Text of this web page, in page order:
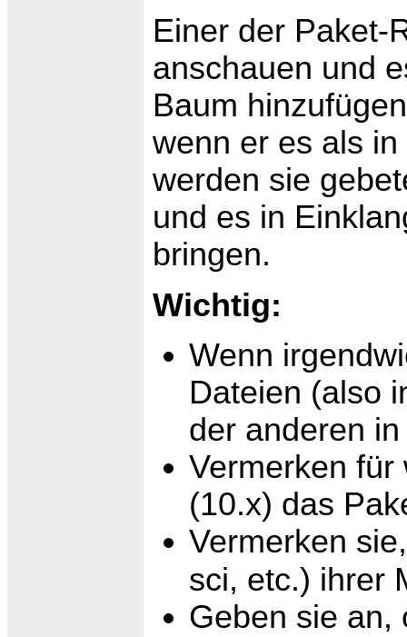
Einer der Paket-
anschauen und
Baum
wenn er es als
werden sie
und es in
bringen.
Wichtig:
Wenn
Dateien (also
der anderen
Vermerken für
(10.x) das
Vermerken
sci, etc.) ihrer
Geben sie an,